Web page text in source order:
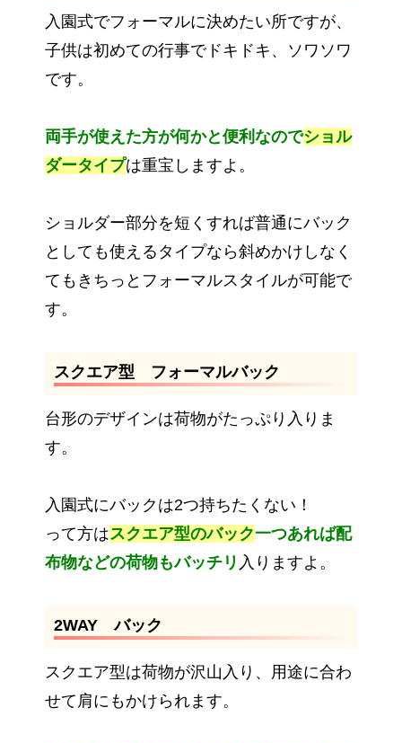
入園式でフォーマルに決めたい所ですが、
子供は初めての行事でドキドキ、ソワソワ
です。
両手が使えた方が何かと便利なのでショル
ダータイプは重宝しますよ。
ショルダー部分を短くすれば普通にバック
としても使えるタイプなら斜めかけしなく
てもきちっとフォーマルスタイルが可能で
す。
スクエア型 フォーマルバック
台形のデザインは荷物がたっぷり入りま
す。
入園式にバックは2つ持ちたくない！
って方はスクエア型のバック一つあれば配
布物などの荷物もバッチリ 入りますよ。
2WAY バック
スクエア型は荷物が沢山入り、用途に合わ
せて肩にもかけられます。